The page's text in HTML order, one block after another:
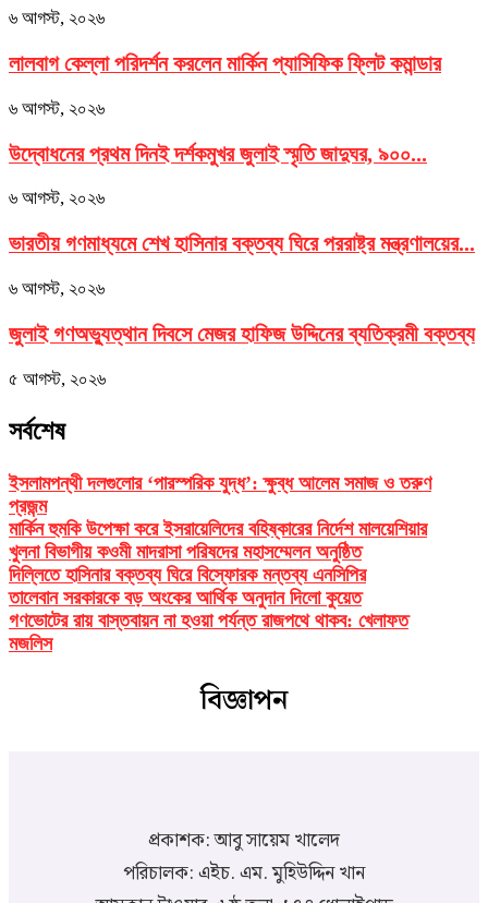
৬ আগস্ট, ২০২৬
লালবাগ কেল্লা পরিদর্শন করলেন মার্কিন প্যাসিফিক ফ্লিট কমান্ডার
৬ আগস্ট, ২০২৬
উদ্বোধনের প্রথম দিনই দর্শকমুখর জুলাই স্মৃতি জাদুঘর, ৯০০...
৬ আগস্ট, ২০২৬
ভারতীয় গণমাধ্যমে শেখ হাসিনার বক্তব্য ঘিরে পররাষ্ট্র মন্ত্রণালয়ের...
৬ আগস্ট, ২০২৬
জুলাই গণঅভ্যুত্থান দিবসে মেজর হাফিজ উদ্দিনের ব্যতিক্রমী বক্তব্য
৫ আগস্ট, ২০২৬
সর্বশেষ
ইসলামপন্থী দলগুলোর ‘পারস্পরিক যুদ্ধ’: ক্ষুব্ধ আলেম সমাজ ও তরুণ
প্রজন্ম
মার্কিন হুমকি উপেক্ষা করে ইসরায়েলিদের বহিষ্কারের নির্দেশ মালয়েশিয়ার
খুলনা বিভাগীয় কওমী মাদরাসা পরিষদের মহাসম্মেলন অনুষ্ঠিত
দিল্লিতে হাসিনার বক্তব্য ঘিরে বিস্ফোরক মন্তব্য এনসিপির
তালেবান সরকারকে বড় অংকের আর্থিক অনুদান দিলো কুয়েত
গণভোটের রায় বাস্তবায়ন না হওয়া পর্যন্ত রাজপথে থাকব: খেলাফত
মজলিস
বিজ্ঞাপন
প্রকাশক: আবু সায়েম খালেদ
পরিচালক: এইচ. এম. মুহিউদ্দিন খান